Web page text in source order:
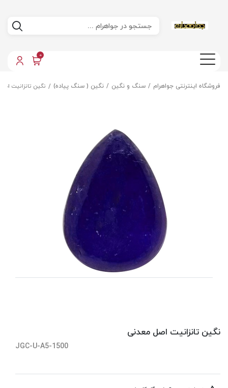
0
فروشگاه اینترنتی جواهرام سنگ و نگین نگین ( سنگ پیاده) نگین تانزانیت
نگین تانزانیت اصل معدنی
JGC-U-A5-1500